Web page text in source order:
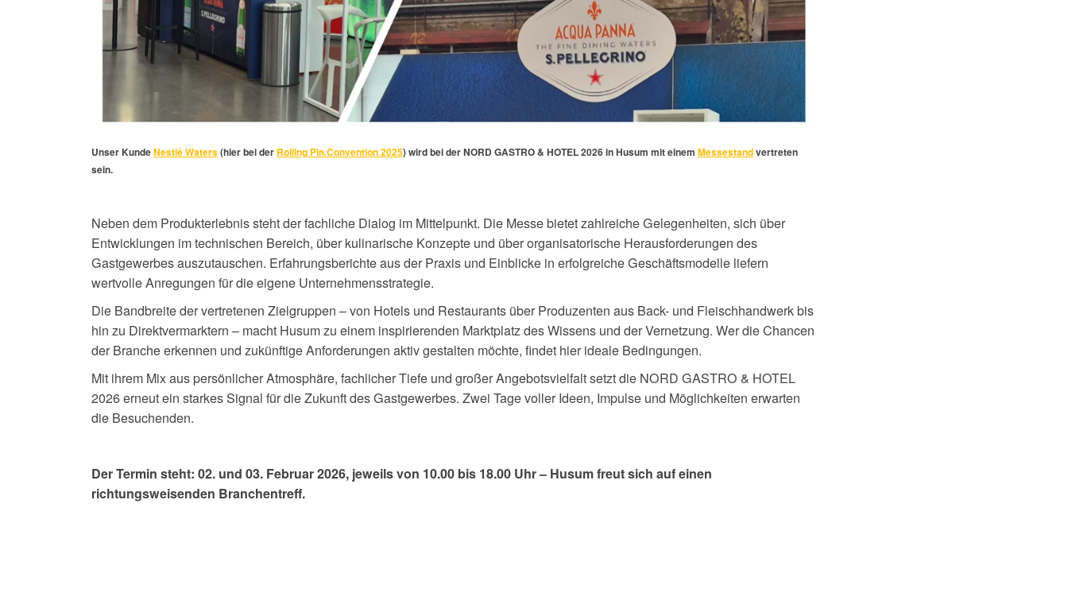
Unser KundeNestlé Waters(hier bei der Rolling Pin.Convention 2025) wird bei derNORD GASTRO & HOTEL 2026 in Husum mit einem Messestandvertreten
sein.
Neben dem Produkterlebnis steht der fachliche Dialog im Mittelpunkt. Die Messe bietet zahlreiche Gelegenheiten, sich über
Entwicklungen im technischen Bereich, über kulinarische Konzepte und über organisatorische Herausforderungen des
Gastgewerbes auszutauschen. Erfahrungsberichte aus der Praxis und Einblicke in erfolgreiche Geschäftsmodelle liefern
wertvolle Anregungen für die eigene Unternehmensstrategie.
Die Bandbreite der vertretenen Zielgruppen – von Hotels und Restaurants über Produzenten aus Back- und Fleischhandwerk bis
hin zu Direktvermarktern – macht Husum zu einem inspirierenden Marktplatz des Wissens und der Vernetzung. Wer die Chancen
der Branche erkennen und zukünftige Anforderungen aktiv gestalten möchte, findet hier ideale Bedingungen.
Mit ihrem Mix aus persönlicher Atmosphäre, fachlicher Tiefe und großer Angebotsvielfalt setzt die NORD GASTRO & HOTEL
2026 erneut ein starkes Signal für die Zukunft des Gastgewerbes. Zwei Tage voller Ideen, Impulse und Möglichkeiten erwarten
die Besuchenden.
Der Termin steht: 02. und 03. Februar 2026, jeweils von 10.00 bis 18.00 Uhr – Husum freut sich auf einen
richtungsweisenden Branchentreff.